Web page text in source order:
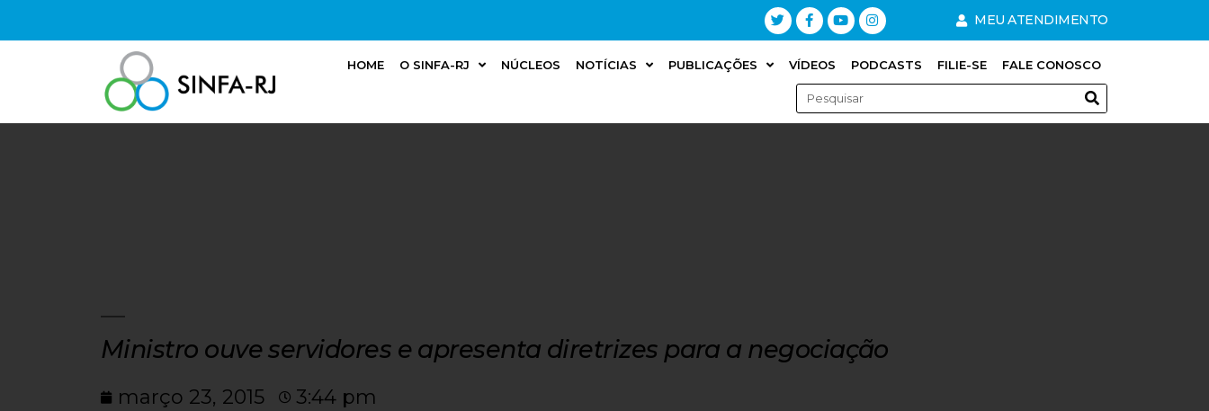
MEU ATENDIMENTO
HOME O SINFA-RJ NÚCLEOS NOTÍCIAS PUBLICAÇÕES VÍDEOS PODCASTS FILIE-SE FALE CONOSCO
Ministro ouve servidores e apresenta diretrizes para a negociação
março 23, 2015 3:44 pm